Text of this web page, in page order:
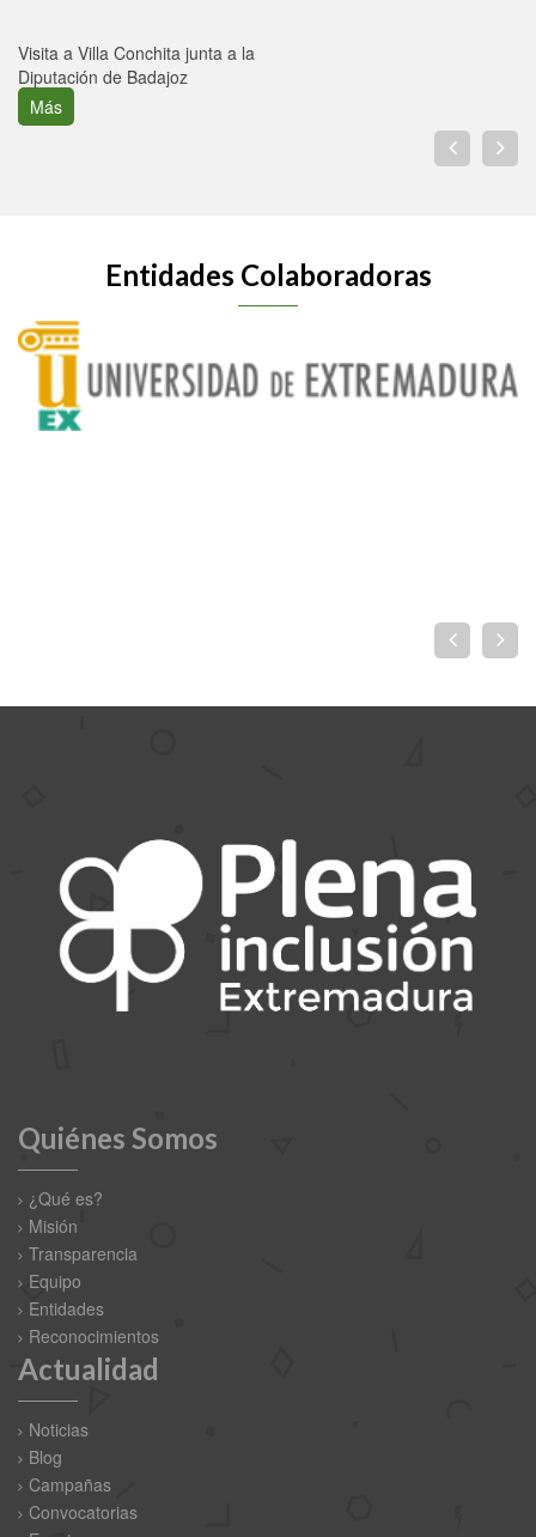
Visita a Villa Conchita junta a la
Diputación de Badajoz
Más
Entidades Colaboradoras
Quiénes Somos
¿Qué es?
Misión
Transparencia
Equipo
Entidades
Reconocimientos
Actualidad
Noticias
Blog
Campañas
Convocatorias